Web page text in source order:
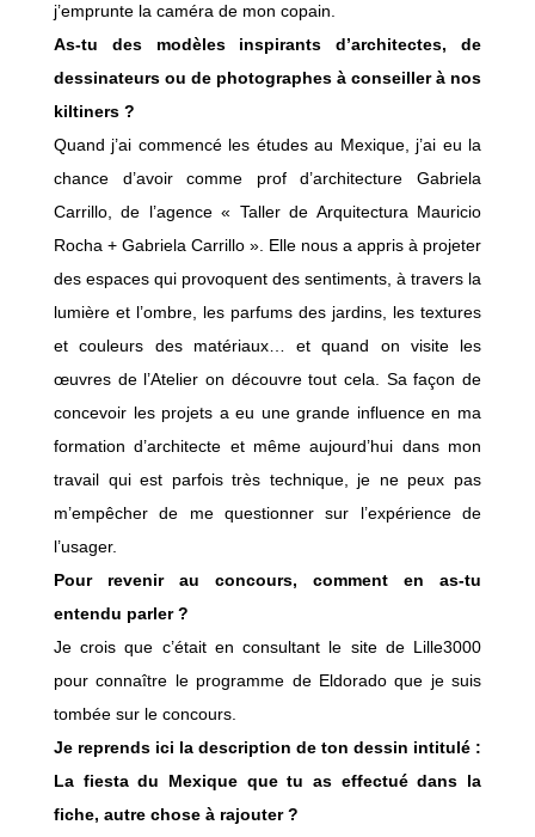
j’emprunte la caméra de mon copain.
As-tu des modèles inspirants d’architectes, de
dessinateurs ou de photographes à conseiller à nos
kiltiners ?
Quand j’ai commencé les études au Mexique, j’ai eu la
chance d’avoir comme prof d’architecture Gabriela
Carrillo, de l’agence « Taller de Arquitectura Mauricio
Rocha + Gabriela Carrillo ». Elle nous a appris à projeter
des espaces qui provoquent des sentiments, à travers la
lumière et l’ombre, les parfums des jardins, les textures
et couleurs des matériaux… et quand on visite les
œuvres de l’Atelier on découvre tout cela. Sa façon de
concevoir les projets a eu une grande influence en ma
formation d’architecte et même aujourd’hui dans mon
travail qui est parfois très technique, je ne peux pas
m’empêcher de me questionner sur l’expérience de
l’usager.
Pour revenir au concours, comment en as-tu
entendu parler ?
Je crois que c’était en consultant le site de Lille3000
pour connaître le programme de Eldorado que je suis
tombée sur le concours.
Je reprends ici la description de ton dessin intitulé :
La fiesta du Mexique que tu as effectué dans la
fiche, autre chose à rajouter ?